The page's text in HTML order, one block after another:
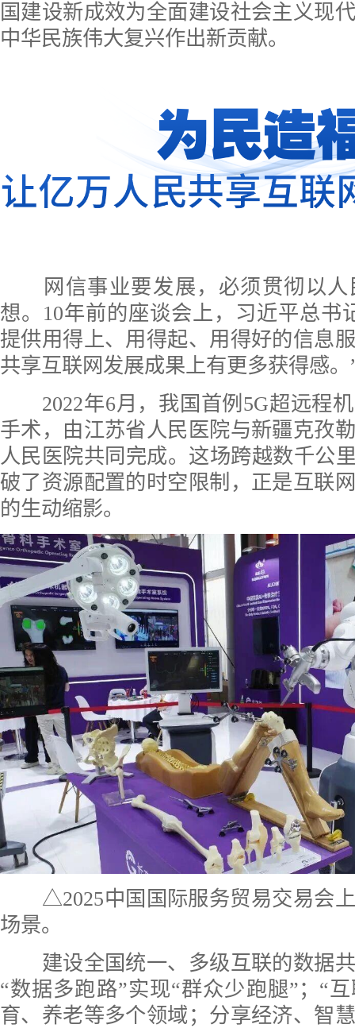
国建设新成效为全面建设社会主义现
中华民族伟大复兴作出新贡献。
网信事业要发展，必须贯彻以人
想。10年前的座谈会上，习近平总书
提供用得上、用得起、用得好的信息
共享互联网发展成果上有更多获得感。
2022年6月，我国首例5G超远程机
手术，由江苏省人民医院与新疆克孜
人民医院共同完成。这场跨越数千公
破了资源配置的时空限制，正是互联
的生动缩影。
△2025中国国际服务贸易交易会上
场景。
建设全国统一、多级互联的数据共
“数据多跑路”实现“群众少跑腿”；“
育、养老等多个领域；分享经济、智